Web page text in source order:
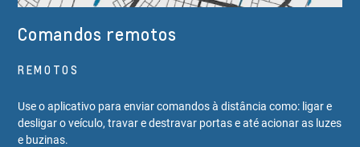
Comandos remotos
REMOTOS
Use o aplicativo para enviar comandos à distância como: ligar e
desligar o veículo, travar e destravar portas e até acionar as luzes
e buzinas.